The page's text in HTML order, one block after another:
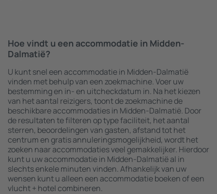
Hoe vindt u een accommodatie in Midden-
Dalmatië?
U kunt snel een accommodatie in Midden-Dalmatië
vinden met behulp van een zoekmachine. Voer uw
bestemming en in- en uitcheckdatum in. Na het kiezen
van het aantal reizigers, toont de zoekmachine de
beschikbare accommodaties in Midden-Dalmatië. Door
de resultaten te filteren op type faciliteit, het aantal
sterren, beoordelingen van gasten, afstand tot het
centrum en gratis annuleringsmogelijkheid, wordt het
zoeken naar accommodaties veel gemakkelijker. Hierdoor
kunt u uw accommodatie in Midden-Dalmatië al in
slechts enkele minuten vinden. Afhankelijk van uw
wensen kunt u alleen een accommodatie boeken of een
vlucht + hotel combineren.